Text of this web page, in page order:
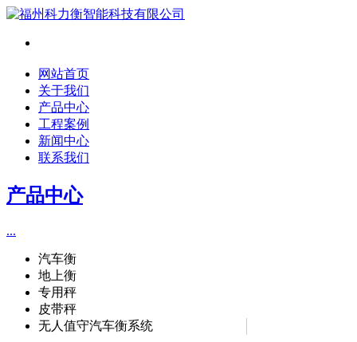
网站首页
关于我们
产品中心
工程案例
新闻中心
联系我们
产品中心
...
汽车衡
地上衡
专用秤
皮带秤
无人值守汽车衡系统